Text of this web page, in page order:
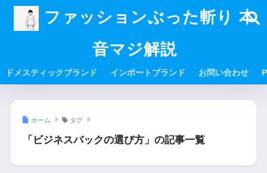
ファッションぶった斬り 本
音マジ解説
ドメスティックブランド インポートブランド お問い合わせ
ホーム タグ
「ビジネスバックの選び方」の記事一覧